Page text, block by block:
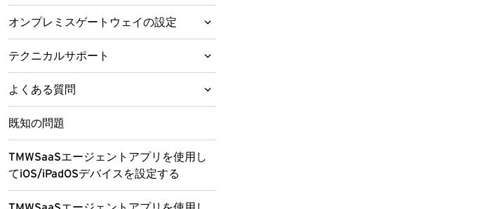
監視
テスト
TMWSaaS証明書の配信
送信トラフィック用の静的IPアドレ
ス
承認済み/ブロックするURL
承認済み/ブロックするURLリストに
ついて
承認済み/ブロックするURLの一致モ
ード
クラウドアクセスルール
クラウドアクセスルールを設定する
不審オブジェクト
クラウド仮想アナライザについて
Trend Micro Apex Centralと統合す
る
クラウド仮想アナライザを設定して
不審オブジェクトを適用する
セキュリティテンプレート
脅威対策
脅威対策テンプレートを設定する
Webレピュテーションについて
機械学習型検索について
情報漏えい対策
情報漏えい対策について
情報漏えい対策プロファイルを設
HTTPSインスペクション
SSLハンドシェイクの概要
復号ルール
復号ルールを設定する
デジタル証明書
オブジェクト
カスタマイズされたURLカテゴリ
カスタマイズされたURLカテゴリ
クラウドサービスフィルタ
ユーザ通知
ポリシー適用ログ
インターネットアクセスログ
仮想アナライザのログ
ログの列リスト
クラウドsyslog転送
TMWSaaSのログ出力とCEF syslog
形式のコンテンツの対応
Syslogのコンテンツ対応の種類1
Syslogのコンテンツ対応の種類2
syslog転送ツールをインストールす
る
お気に入りのログ
レポート
レポートテンプレートを設定する
監査ログ
期間の範囲
ライセンス情報
PACファイル
PACファイルを設定する
TMWSaaSの初期設定PACファイル
PACファイルを使用したトラフィッ
ク転送
ブラウザの設定
GPOの作成
ポリシーのバックアップと復元
適用エージェント
適用エージェントをWindowsまた
はmacOSに配信する
適用エージェントの設定とダウン
ロード
TMWSaaSエージェントアプリを
iOS/iPadOSに配信する
ディレクトリサービス
Active Directoryフェデレーション
サービス認証
同期エージェントの設定
エージェント認証
ホストされているユーザ
ホストされているユーザアカウント
を設定する
アカウントのセットアップメッセージ
オンプレミスゲートウェイの設定
オンプレミスゲートウェイの推奨サイ
ズ
オンプレミスゲートウェイをインスト
ールする
オンプレミスゲートウェイのCLIコ
マンド
オンプレミスゲートウェイWebコン
ソールの認証を行う
オンプレミスゲートウェイを登録する
テクニカルサポート
トラブルシューティングのリソース
サポートポータルの利用
脅威データベース
製品サポート情報
サポートサービスについて
トレンドマイクロへのウイルス解析依
頼
メールレピュテーションについて
その他のリソース
よくある質問
不審URLをトレンドマイクロに送信す
る方法を教えてください
認証エージェントがユーザの認証に失
敗するのはなぜですか？
既知の問題
TMWSaaSエージェントアプリを使用し
てiOS/iPadOSデバイスを設定する